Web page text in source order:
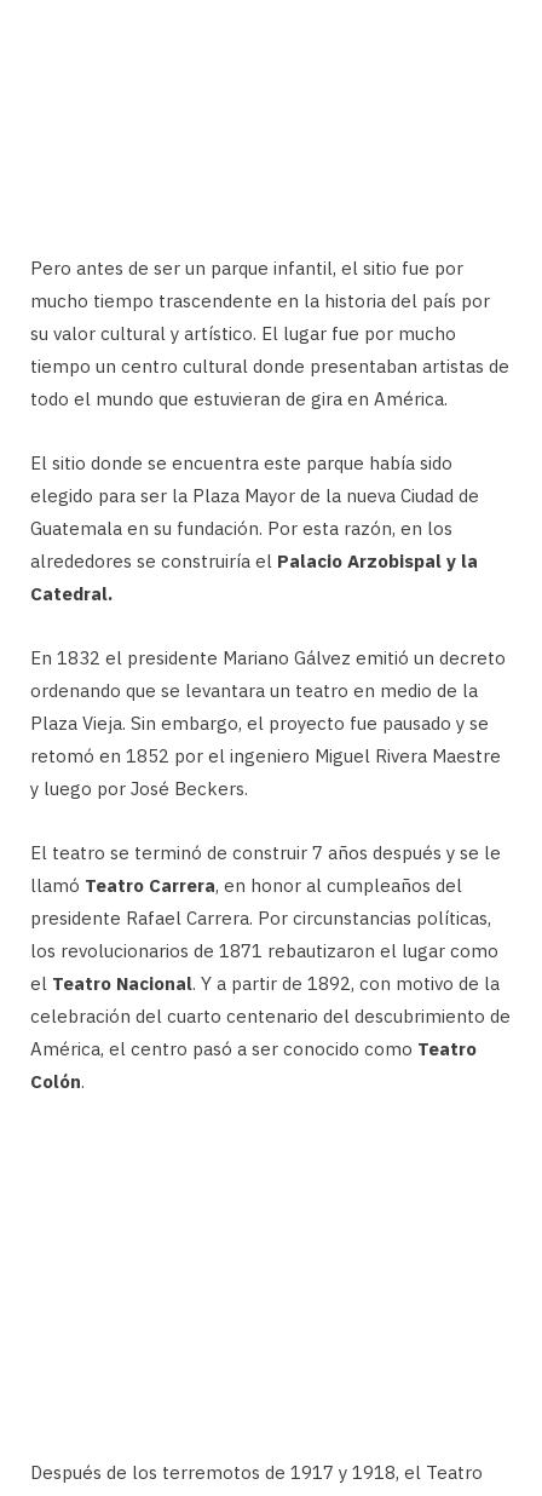
Pero antes de ser un parque infantil, el sitio fue por
mucho tiempo trascendente en la historia del país por
su valor cultural y artístico. El lugar fue por mucho
tiempo un centro cultural donde presentaban artistas de
todo el mundo que estuvieran de gira en América.
El sitio donde se encuentra este parque había sido
elegido para ser la Plaza Mayor de la nueva Ciudad de
Guatemala en su fundación. Por esta razón, en los
alrededores se construiría el Palacio Arzobispal y la
Catedral.
En 1832 el presidente Mariano Gálvez emitió un decreto
ordenando que se levantara un teatro en medio de la
Plaza Vieja. Sin embargo, el proyecto fue pausado y se
retomó en 1852 por el ingeniero Miguel Rivera Maestre
y luego por José Beckers.
El teatro se terminó de construir 7 años después y se le
llamó Teatro Carrera, en honor al cumpleaños del
presidente Rafael Carrera. Por circunstancias políticas,
los revolucionarios de 1871 rebautizaron el lugar como
el Teatro Nacional. Y a partir de 1892, con motivo de la
celebración del cuarto centenario del descubrimiento de
América, el centro pasó a ser conocido como Teatro
Colón.
Después de los terremotos de 1917 y 1918, el Teatro